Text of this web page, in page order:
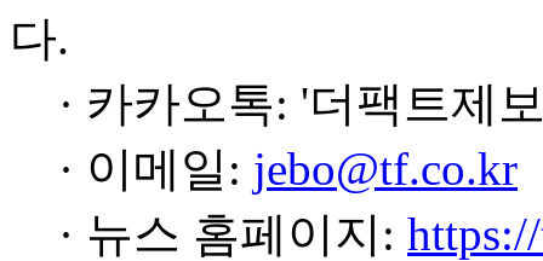
다.
· 카카오톡: '더팩트제
· 이메일: jebo@tf.co.kr
· 뉴스 홈페이지: